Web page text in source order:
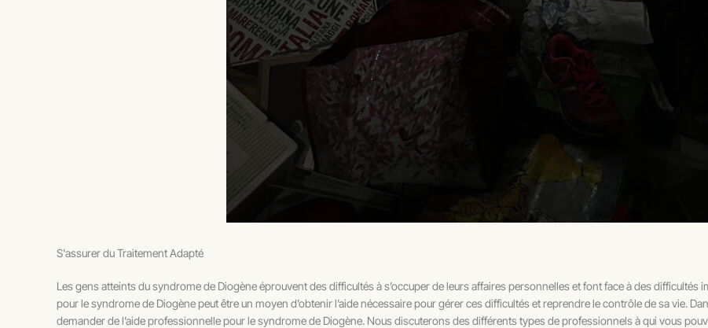
S'assurer du Traitement Adapté
Les gens atteints du syndrome de Diogène éprouvent des difficultés à s’occuper de leurs affaires personnelles et font face à des
pour le syndrome de Diogène peut être un moyen d’obtenir l’aide nécessaire pour gérer ces difficultés et reprendre le contrôle de sa vie.
demander de l’aide professionnelle pour le syndrome de Diogène. Nous discuterons des différents types de professionnels à qui vous